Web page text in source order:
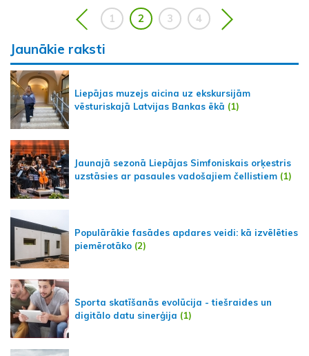
1 2 3 4
Jaunākie raksti
Liepājas muzejs aicina uz ekskursijām
vēsturiskajā Latvijas Bankas ēkā (1)
Jaunajā sezonā Liepājas Simfoniskais orķestris
uzstāsies ar pasaules vadošajiem čellistiem (1)
Populārākie fasādes apdares veidi: kā izvēlēties
piemērotāko (2)
Sporta skatīšanās evolūcija - tiešraides un
digitālo datu sinerģija (1)